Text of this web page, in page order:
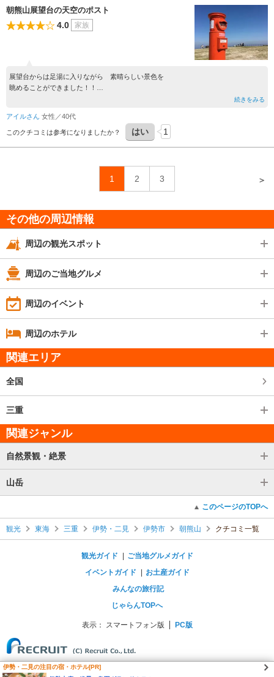
朝熊山展望台の天空のポスト
4.0 家族
展望台からは足湯に入りながら 素晴らしい景色を
眺めることができました！！
続きをみる
アイルさん 女性／40代
このクチコミは参考になりましたか？ はい 1
1 2 3 ＞
その他の周辺情報
周辺の観光スポット
周辺のご当地グルメ
周辺のイベント
周辺のホテル
関連エリア
全国
三重
関連ジャンル
自然景観・絶景
山岳
このページのTOPへ
観光 東海 三重 伊勢・二見 伊勢市 朝熊山 クチコミ一覧
観光ガイド
ご当地グルメガイド
イベントガイド
お土産ガイド
みんなの旅行記
じゃらんTOPへ
表示： スマートフォン版 PC版
伊勢・二見の注目の宿・ホテル[PR]